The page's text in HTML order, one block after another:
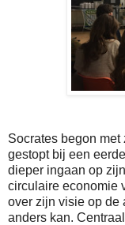
Socrates begon
gestopt bij een
dieper ingaan op
circulaire economie
over zijn visie op de
anders kan.